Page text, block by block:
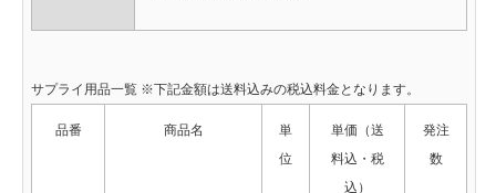
サプライ用品一覧 ※下記金額は送料込みの税込料金となります。
品番 商品名
単
位
単価（送
料込・税
込）
発注
数